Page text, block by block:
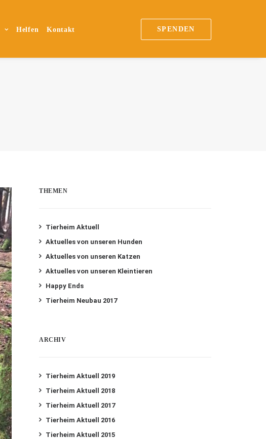
Helfen Kontakt SPENDEN
THEMEN
Tierheim Aktuell
Aktuelles von unseren Hunden
Aktuelles von unseren Katzen
Aktuelles von unseren Kleintieren
Happy Ends
Tierheim Neubau 2017
ARCHIV
Tierheim Aktuell 2019
Tierheim Aktuell 2018
Tierheim Aktuell 2017
Tierheim Aktuell 2016
Tierheim Aktuell 2015